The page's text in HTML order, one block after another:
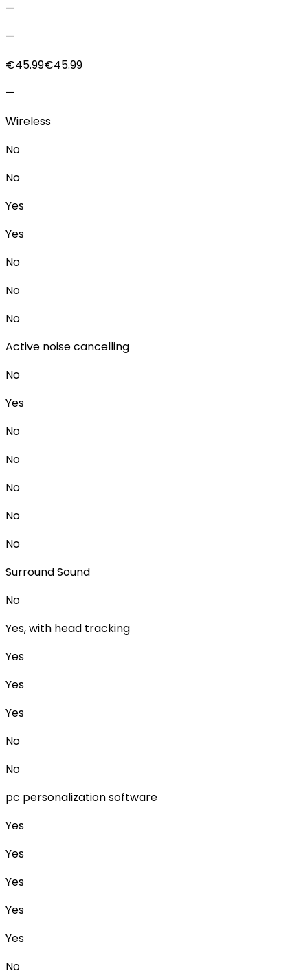
—
—
€45.99€45.99
—
Wireless
No
No
Yes
Yes
No
No
No
Active noise cancelling
No
Yes
No
No
No
No
No
Surround Sound
No
Yes, with head tracking
Yes
Yes
Yes
No
No
pc personalization software
Yes
Yes
Yes
Yes
Yes
No